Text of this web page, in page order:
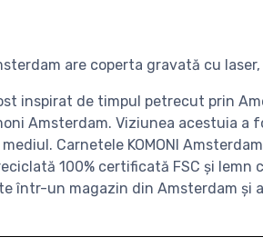
are coperta gravată cu
inspirat de timpul petrecut prin
Amsterdam. Viziunea acestuia
Carnetele KOMONI
100% certificată FSC și lemn
într-un magazin din Amsterdam și